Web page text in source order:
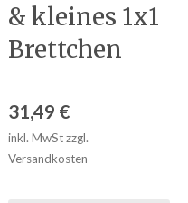
& kleines 1x1
Brettchen
31,49 €
inkl. MwSt zzgl.
Versandkosten